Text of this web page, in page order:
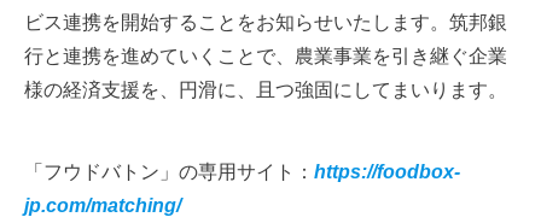
ビス連携を開始することをお知らせいたします。筑邦銀
行と連携を進めていくことで、農業事業を引き継ぐ企業
様の経済支援を、円滑に、且つ強固にしてまいります。
「フウドバトン」の専用サイト： https://foodbox-
jp.com/matching/